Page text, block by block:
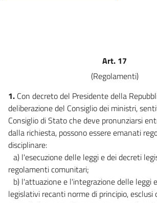
17 bis
CAPO IV
ORGANIZZAZIONE AMMINISTRATIVA DELLA
DEI MINISTRI E RIORDINO DI TALUNE
18
19
20
21
Art. 17
(Regolamenti)
1. Con decreto del Presidente della
deliberazione del Consiglio dei ministri,
Consiglio di Stato che deve pronunziarsi
dalla richiesta, possono essere emanati
disciplinare:
a) l'esecuzione delle leggi e dei decreti
regolamenti comunitari;
b) l'attuazione e l'integrazione delle leggi
legislativi recanti norme di principio,